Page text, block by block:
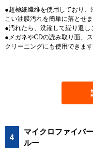
●超極細繊維を使用しており
こい油膜汚れを簡単に落とせま
●汚れたら、洗濯して繰り返し
●メガネやCDの読み取り面、
クリーニングにも使用できます
4
マイクロファイバ
ルー